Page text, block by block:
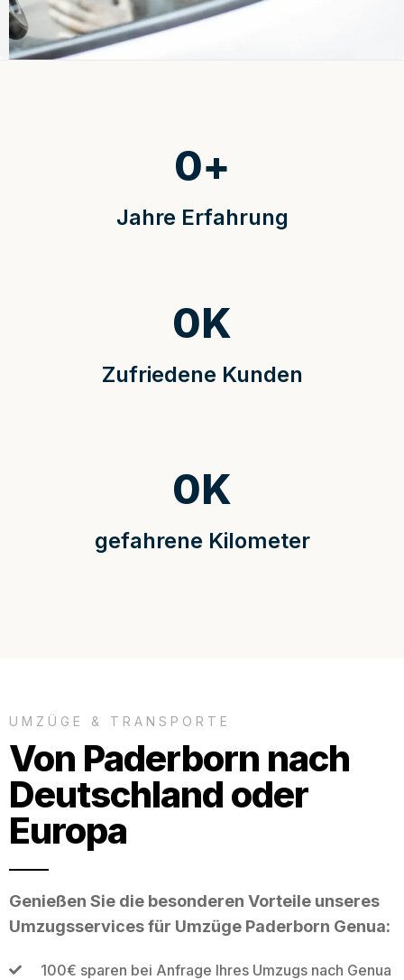
Jahre Erfahrung
0+
Zufriedene Kunden
0K
gefahrene Kilometer
0K
UMZÜGE & TRANSPORTE
Von Paderborn nach
Deutschland oder
Europa
Genießen Sie die besonderen Vorteile unseres
Umzugsservices für Umzüge Paderborn Genua:
100€ sparen bei Anfrage Ihres Umzugs nach Genua